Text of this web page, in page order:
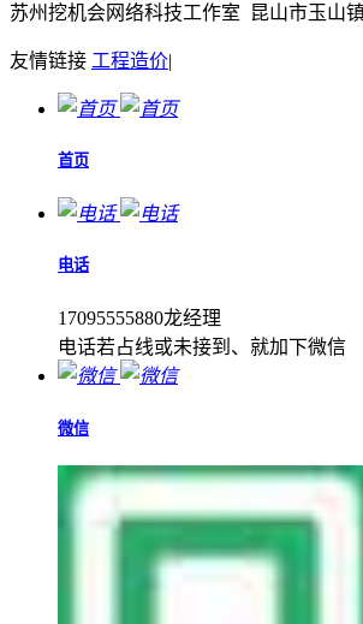
苏州挖机会网络科技工作室 昆山市玉山
友情链接 工程造价|
首页
电话
17095555880龙经理
电话若占线或未接到、就加下微信
微信